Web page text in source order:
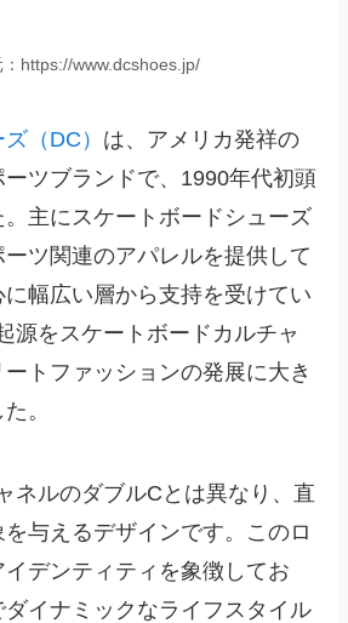
：https://www.dcshoes.jp/
（DC） は、アメリカ発祥の
ーツブランドで、1990年代初頭
主にスケートボードシューズ
ツ関連のアパレルを提供して
幅広い層から支持を受けてい
源をスケートボードカルチャ
トファッションの発展に大き
。
ネルのダブルCとは異なり、直
与えるデザインです。このロ
デンティティを象徴してお
ダイナミックなライフスタイル